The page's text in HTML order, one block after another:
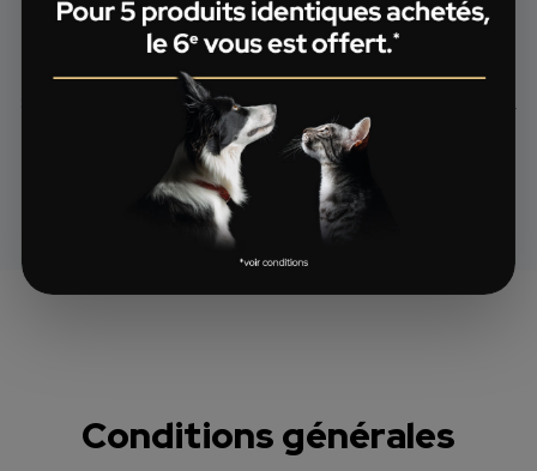
vous pouvez aussi bénéficier de l’offre 5=6 sur la gamme
Pro Plan
Sont exclus de l’offre : Pro Plan
.
Conditions générales